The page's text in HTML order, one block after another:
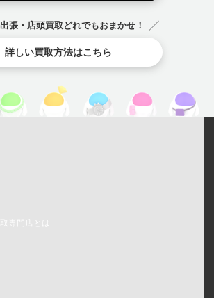
張・店頭買取どれでもおまかせ！
詳しい買取方法はこちら
専門店とは